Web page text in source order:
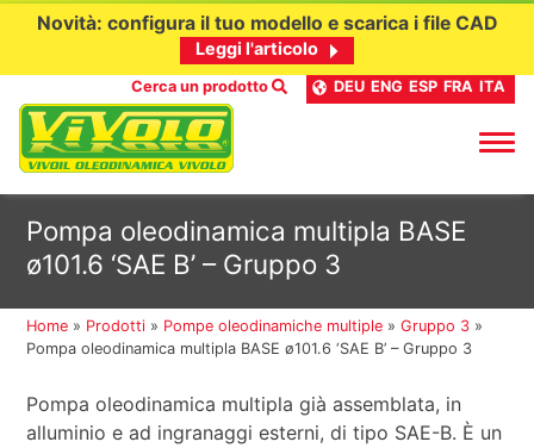
contenuto
Novità: configura il tuo modello e scarica i file CAD
Leggi l'articolo
Cerca un prodotto DEU ENG ESP FRA ITA
Pompa oleodinamica multipla BASE
ø101.6 ‘SAE B’ – Gruppo 3
Home » Prodotti » Pompe oleodinamiche multiple »Gruppo 3 »
Pompa oleodinamica multipla BASE ø101.6 ‘SAE B’ – Gruppo 3
Pompa oleodinamica multipla già assemblata, in
alluminio e ad ingranaggi esterni, di tipo SAE-B. È un